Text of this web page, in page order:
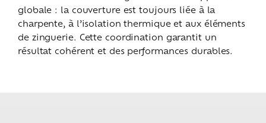
globale : la couverture est toujours liée à la
charpente, à l’isolation thermique et aux éléments
de zinguerie. Cette coordination garantit un
résultat cohérent et des performances durables.